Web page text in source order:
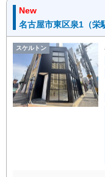
New
名古屋市東区泉1（栄
スケルトン